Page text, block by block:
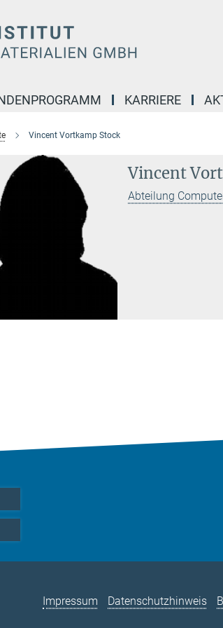
KARRIERE
Vincent Vortkamp Stock
Vincent
Abteilung
Impressum Datenschutzhinweis